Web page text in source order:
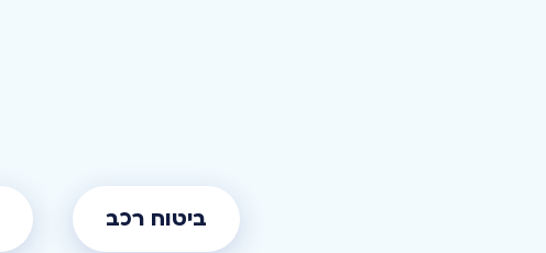
ביטוח רכב